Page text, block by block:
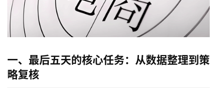
一、最后五天的核心任务：从数据整理到策
略复核